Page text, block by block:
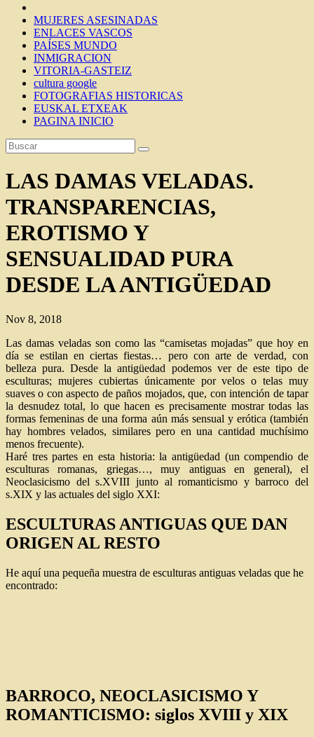
MUJERES ASESINADAS
ENLACES VASCOS
PAÍSES MUNDO
INMIGRACION
VITORIA-GASTEIZ
cultura google
FOTOGRAFIAS HISTORICAS
EUSKAL ETXEAK
PAGINA INICIO
LAS DAMAS VELADAS.
TRANSPARENCIAS,
EROTISMO Y
SENSUALIDAD PURA
DESDE LA ANTIGÜEDAD
Nov 8, 2018
Las damas veladas son como las “camisetas mojadas” que hoy en
día se estilan en ciertas fiestas… pero con arte de verdad, con
belleza pura. Desde la antigüedad podemos ver de este tipo de
esculturas; mujeres cubiertas únicamente por velos o telas muy
suaves o con aspecto de paños mojados, que, con intención de tapar
la desnudez total, lo que hacen es precisamente mostrar todas las
formas femeninas de una forma aún más sensual y erótica (también
hay hombres velados, similares pero en una cantidad muchísimo
menos frecuente).
Haré tres partes en esta historia: la antigüedad (un compendio de
esculturas romanas, griegas…, muy antiguas en general), el
Neoclasicismo del s.XVIII junto al romanticismo y barroco del
s.XIX y las actuales del siglo XXI:
ESCULTURAS ANTIGUAS QUE DAN
ORIGEN AL RESTO
He aquí una pequeña muestra de esculturas antiguas veladas que he
encontrado:
BARROCO, NEOCLASICISMO Y
ROMANTICISMO: siglos XVIII y XIX